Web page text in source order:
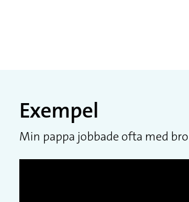
Exempel
Min pappa jobbade ofta med